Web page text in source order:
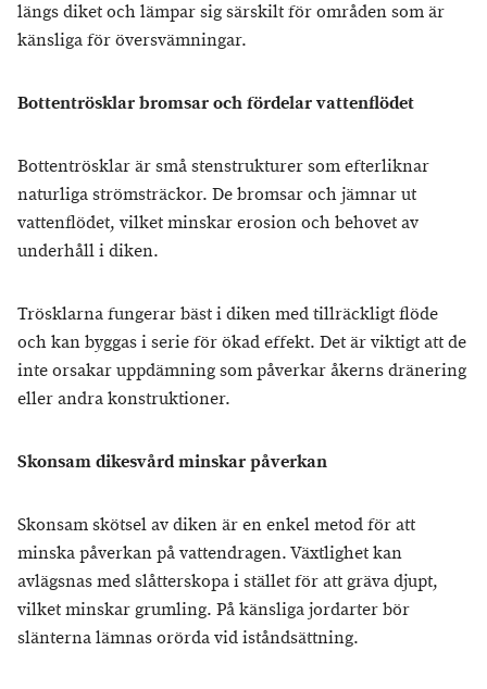
längs diket och lämpar sig särskilt för områden som är
känsliga för översvämningar.
Bottentrösklar bromsar och fördelar vattenflödet
Bottentrösklar är små stenstrukturer som efterliknar
naturliga strömsträckor. De bromsar och jämnar ut
vattenflödet, vilket minskar erosion och behovet av
underhåll i diken.
Trösklarna fungerar bäst i diken med tillräckligt flöde
och kan byggas i serie för ökad effekt. Det är viktigt att de
inte orsakar uppdämning som påverkar åkerns dränering
eller andra konstruktioner.
Skonsam dikesvård minskar påverkan
Skonsam skötsel av diken är en enkel metod för att
minska påverkan på vattendragen. Växtlighet kan
avlägsnas med slåtterskopa i stället för att gräva djupt,
vilket minskar grumling. På känsliga jordarter bör
slänterna lämnas orörda vid iståndsättning.